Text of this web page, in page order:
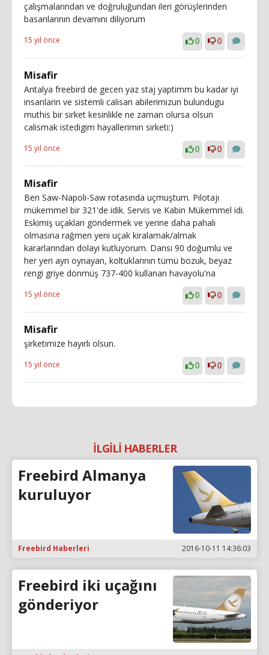
çalışmalarından ve doğruluğundan ileri görüşlerinden
basarılarının devamını diliyorum
15 yıl önce 0 0
Misafir
Antalya freebird de gecen yaz staj yaptimm bu kadar iyi
insanlarin ve sistemli calisan abilerimizun bulundugu
muthis bir sirket kesinlikle ne zaman olursa olsun
calismak istedigim hayallerimin sirketi:)
15 yıl önce 0 0
Misafir
Ben Saw-Napoli-Saw rotasında uçmuştum. Pilotajı
mükemmel bir 321'de idik. Servis ve Kabin Mükemmel idi.
Eskimiş uçakları göndermek ve yerine daha pahalı
olmasına rağmen yeni uçak kiralamak/almak
kararlarından dolayı kutluyorum. Darısı 90 doğumlu ve
her yeri ayrı oynayan, koltuklarının tümü bozuk, beyaz
rengi griye dönmüş 737-400 kullanan havayolu'na
15 yıl önce 0 0
Misafir
şirketimize hayırlı olsun.
15 yıl önce 0 0
İLGİLİ HABERLER
Freebird Almanya
kuruluyor
Freebird Haberleri 2016-10-11 14:36:03
Freebird iki uçağını
gönderiyor